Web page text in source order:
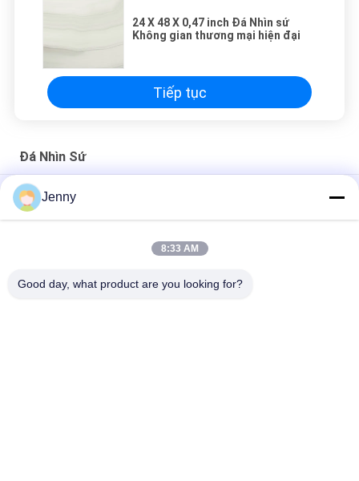
24 X 48 X 0,47 inch Đá Nhìn sứ
Không gian thương mại hiện đại
Tiếp tục
Đá Nhìn Sứ
Gạch ngoài trời Nhìn sứ / Ngói sứ kháng axit
30 X 60 CM Đá sa thạch Nhìn sứ Gạch tráng men Hỗ trợ vật
Jenny
8:33 AM
Good day, what product are you looking for?